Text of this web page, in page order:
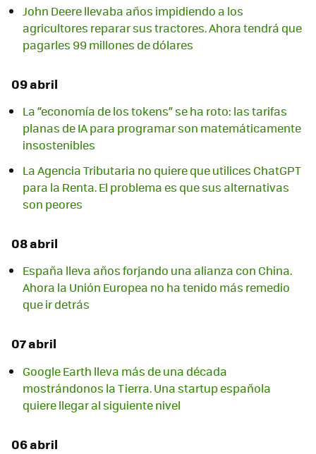
John Deere llevaba años impidiendo a los
agricultores reparar sus tractores. Ahora tendrá que
pagarles 99 millones de dólares
09 abril
La “economía de los tokens” se ha roto: las tarifas
planas de IA para programar son matemáticamente
insostenibles
La Agencia Tributaria no quiere que utilices ChatGPT
para la Renta. El problema es que sus alternativas
son peores
08 abril
España lleva años forjando una alianza con China.
Ahora la Unión Europea no ha tenido más remedio
que ir detrás
07 abril
Google Earth lleva más de una década
mostrándonos la Tierra. Una startup española
quiere llegar al siguiente nivel
06 abril